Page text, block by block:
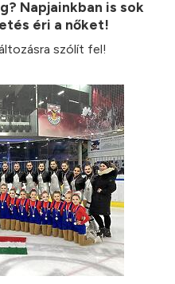
Napjainkban is sok
éri a nőket!
szólít fel!